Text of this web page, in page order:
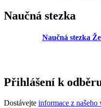
Naučná stezka
Naučná stezka
Přihlášení k
Dostávejte informace z našeho